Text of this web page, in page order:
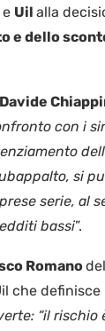
e Uil alla
e dello
Davide
con i
si
serie, al
bassi”.
Romano
che definisce
“il